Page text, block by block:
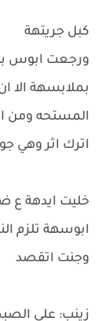
كبل جريتهة
ورجعت ابوس
بملابسهة الا
المستحه ومن
اترك اثر وهي
خليت ايدهة ع
ابوسهة تلزم
وجنت اتقصد
زينب: علي